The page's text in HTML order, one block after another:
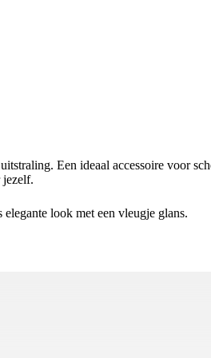
Een ideaal accessoire voor
jezelf.
look met een vleugje glans.